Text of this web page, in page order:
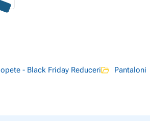
- Black Friday Reduceri
Pantaloni